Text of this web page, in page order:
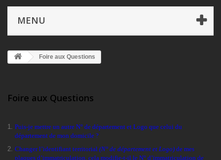
MENU
Foire aux Questions
Foire aux Questions
Puis-je mettre un autre N° de département et Logo que celui du
département de mon domicile ?
Changer l’identifiant territorial (N° de département et Logo) de mes
plaques d’immatriculation, cela modifie-t-il le N° d’immatriculation de